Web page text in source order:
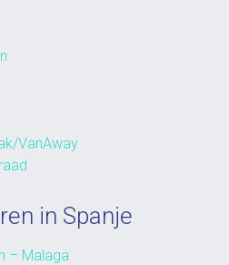
VanAway
in Spanje
– Malaga